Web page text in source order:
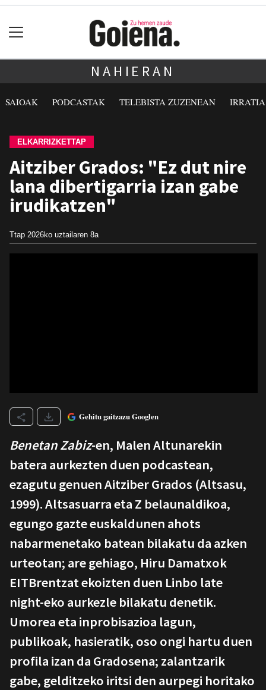
NAHIERAN
SAIOAK PODCASTAK TELEBISTA ZUZENEAN
ELKARRIZKETTAP
Aitziber Grados: "Ez dut nire
lana dibertigarria izan gabe
irudikatzen"
Ttap 2026ko uztailaren 8a
Gehitu gaitzazu Googlen
Benetan Zabiz-en, Malen Altunarekin
batera aurkezten duen podcastean,
ezagutu genuen Aitziber Grados (Altsasu,
1999). Altsasuarra eta Z belaunaldikoa,
egungo gazte euskaldunen ahots
nabarmenetako batean bilakatu da azken
urteotan; are gehiago, Hiru Damatxok
EITBrentzat ekoizten duen Linbo late
night-eko aurkezle bilakatu denetik.
Umorea eta inprobisazioa lagun,
publikoak, hasieratik, oso ongi hartu duen
profila izan da Gradosena; zalantzarik
gabe, gelditzeko iritsi den aurpegi horitako